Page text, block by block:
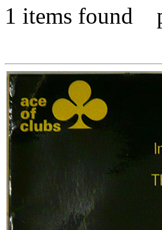
1 items found